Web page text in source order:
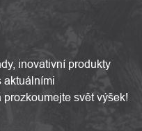
inovativní produkty
aktuálními
svět výšek!